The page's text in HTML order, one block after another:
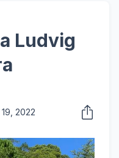
Ludvig
2022